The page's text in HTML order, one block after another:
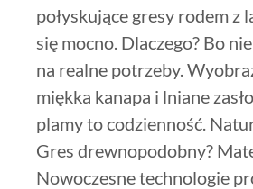
połyskujące gresy rodem
się mocno. Dlaczego? Bo
na realne potrzeby.
miękka kanapa i lniane
plamy to codzienność.
Gres drewnopodobny?
Nowoczesne technologie